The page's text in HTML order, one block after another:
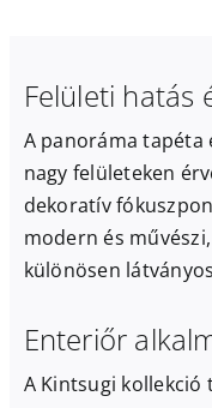
Felületi hatás
A panoráma tapéta
nagy felületeken
dekoratív
modern és
különösen
Enteriőr
A Kintsugi kollekció